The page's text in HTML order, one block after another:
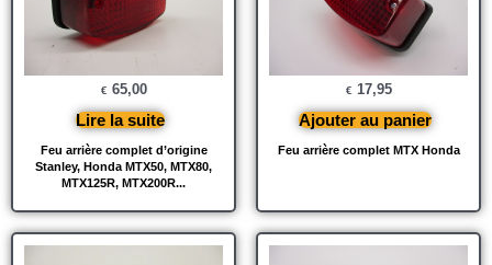
Feu arrière complet d’origine
Stanley, Honda MTX50, MTX80,
MTX125R, MTX200R...
€ 65,00
Lire la suite
Feu arrière complet MTX Honda
€ 17,95
Ajouter au panier